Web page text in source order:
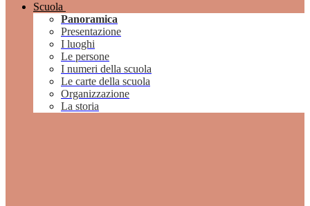
Scuola
Panoramica
Presentazione
I luoghi
Le persone
I numeri della scuola
Le carte della scuola
Organizzazione
La storia